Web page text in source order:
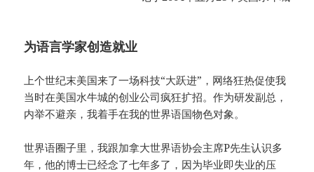
为语言学家创造就业
上个世纪末美国来了一场科技“大跃进”，网络狂热促使我
当时在美国水牛城的创业公司疯狂扩招。作为研发副总，
内举不避亲，我着手在我的世界语国物色对象。
世界语圈子里，我跟加拿大世界语协会主席P先生认识多
年，他的博士已经念了七年多了，因为毕业即失业的压